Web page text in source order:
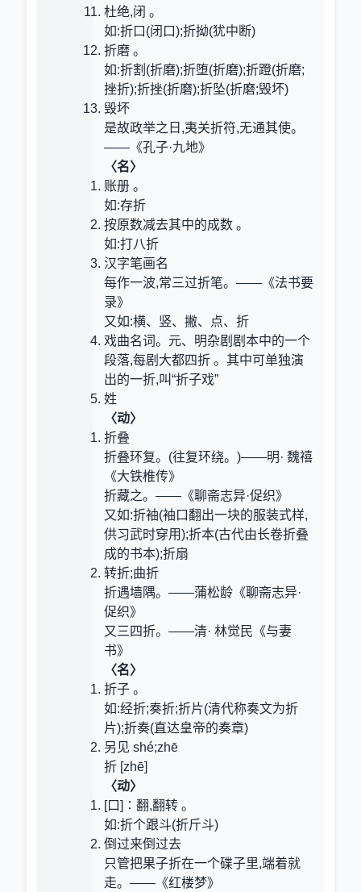
杜绝,闭 。
如:折口(闭口);折拗(犹中断)
折磨 。
如:折割(折磨);折堕(折磨);折蹬(折磨;
挫折);折挫(折磨);折坠(折磨;毁坏)
毁坏
是故政举之日,夷关折符,无通其使。
——《孔子·九地》
〈名〉
账册 。
如:存折
按原数减去其中的成数 。
如:打八折
汉字笔画名
每作一波,常三过折笔。——《法书要
录》
又如:横、竖、撇、点、折
戏曲名词。元、明杂剧剧本中的一个
段落,每剧大都四折 。其中可单独演
出的一折,叫“折子戏”
姓
〈动〉
折叠
折叠环复。(往复环绕。)——明· 魏禧
《大铁椎传》
折藏之。——《聊斋志异·促织》
又如:折袖(袖口翻出一块的服装式样,
供习武时穿用);折本(古代由长卷折叠
成的书本);折扇
转折;曲折
折遇墙隅。——蒲松龄《聊斋志异·
促织》
又三四折。——清· 林觉民《与妻
书》
〈名〉
折子 。
如:经折;奏折;折片(清代称奏文为折
片);折奏(直达皇帝的奏章)
另见 shé;zhē
折 [zhē]
〈动〉
[口]∶翻,翻转 。
如:折个跟斗(折斤斗)
倒过来倒过去
只管把果子折在一个碟子里,端着就
走。——《红楼梦》